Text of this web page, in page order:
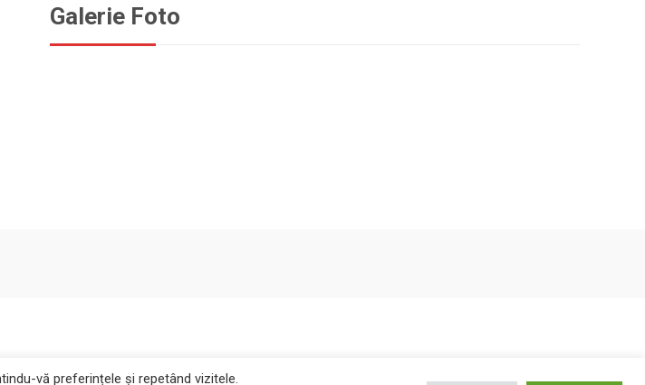
Galerie Foto
vă preferințele și repetând vizitele.